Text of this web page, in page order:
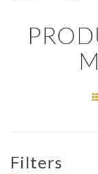
Filters